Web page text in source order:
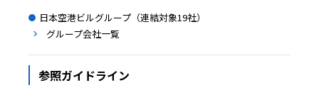
日本空港ビルグループ（連結対象19社）
グループ会社一覧
参照ガイドライン